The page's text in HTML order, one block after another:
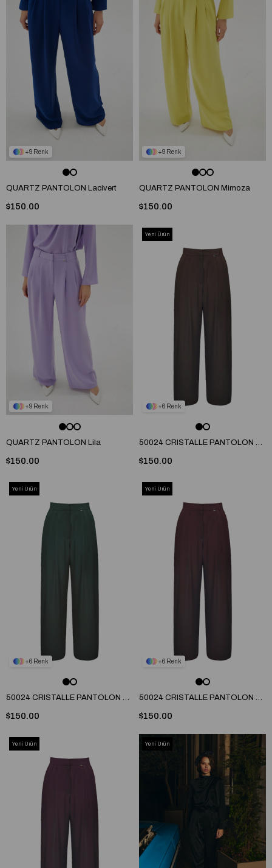
9
QUARTZ PANTOLON Lacivert
$150.00
9
QUARTZ PANTOLON Mimoza
$150.00
9
QUARTZ PANTOLON Lila
$150.00
6
50024 CRISTALLE PANTOLON Kahve
$150.00
Yeni Ürün
6
$150.00
Yeni Ürün
6
$150.00
Yeni Ürün
Yeni Ürün Yeni Ürün